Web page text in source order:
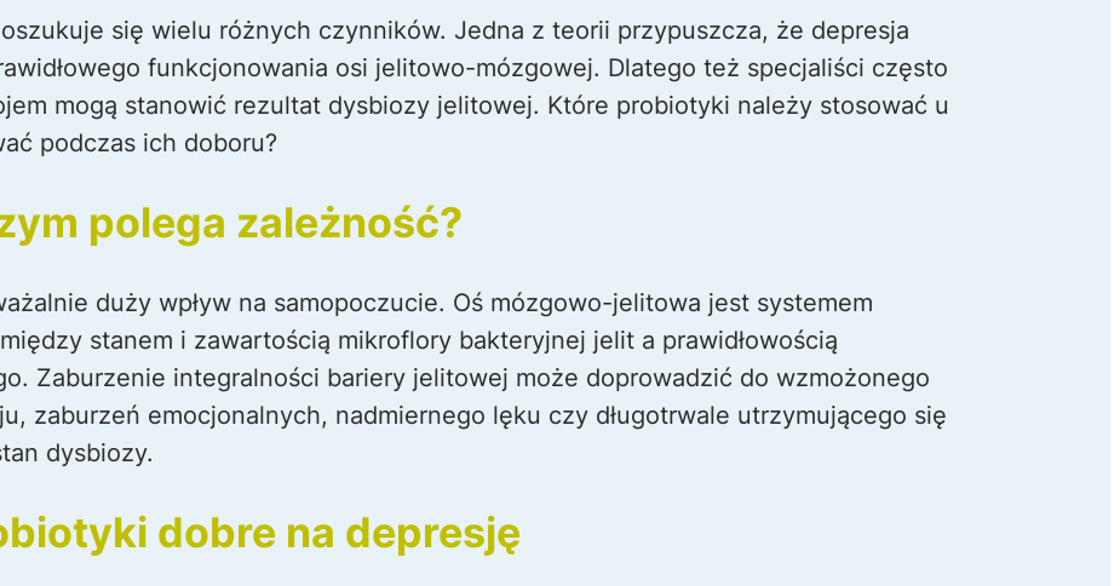
się wielu różnych czynników. Jedna z teorii przypuszcza, że depresja
funkcjonowania osi jelitowo-mózgowej. Dlatego też specjaliści często
mogą stanowić rezultat dysbiozy jelitowej. Które probiotyki należy stosować u
podczas ich doboru?
polega zależność?
duży wpływ na samopoczucie. Oś mózgowo-jelitowa jest systemem
stanem i zawartością mikroflory bakteryjnej jelit a prawidłowością
Zaburzenie integralności bariery jelitowej może doprowadzić do wzmożonego
zaburzeń emocjonalnych, nadmiernego lęku czy długotrwale utrzymującego się
dysbiozy.
dobre na depresję